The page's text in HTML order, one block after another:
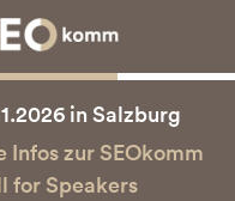
in Salzburg
Infos zur SEOkomm
for Speakers